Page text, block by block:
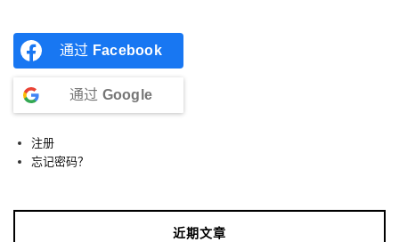
通过 Facebook
通过 Google
注册
忘记密码？
近期文章